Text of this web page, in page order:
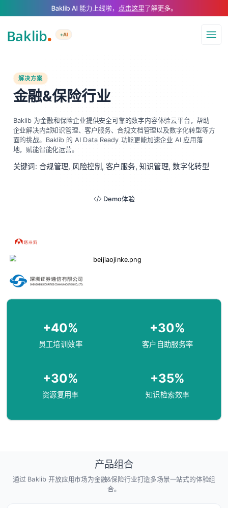
A Markdown version of this page is available at https://
Baklib AI 能力上线啦， 点击这里了解更多。
+AI
导航
解决方案
金融&保险行业
Baklib 为金融和保险企业提供安全可靠的数字内容体验云平台，帮助
企业解决内部知识管理、客户服务、合规文档管理以及数字化转型等方
面的挑战。Baklib 的 AI Data Ready 功能更能加速企业 AI 应用落
地，赋能智能化运营。
关键词: 合规管理, 风险控制, 客户服务, 知识管理, 数字化转型
Demo体验
+40%
员工培训效率
+30%
客户自助服务率
+30%
资源复用率
+35%
知识检索效率
产品组合
通过 Baklib 开放应用市场为金融&保险行业打造多场景一站式的体验组
合。